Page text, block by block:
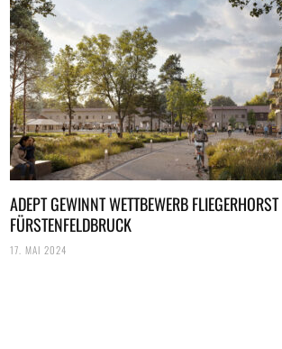
ADEPT GEWINNT WETTBEWERB FLIEGERHORST
FÜRSTENFELDBRUCK
17. MAI 2024